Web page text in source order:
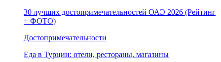
30 лучших достопримечательностей ОАЭ 2026 (Рейтинг
+ ФОТО)
Достопримечательности
Еда в Турции: отели, рестораны, магазины